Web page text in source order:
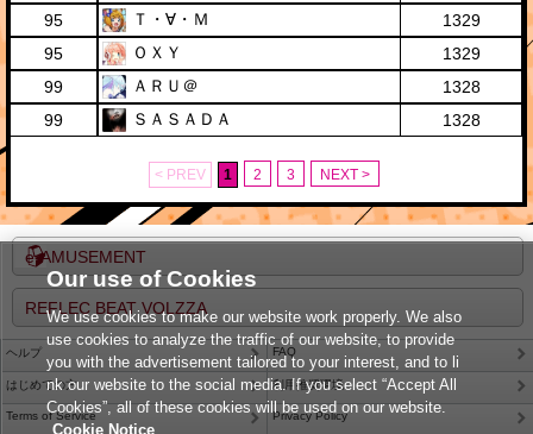
95
Ｔ・∀・Ｍ
1329
95
ＯＸＹ
1329
99
ＡＲＵ＠
1328
99
ＳＡＳＡＤＡ 1328
< PREV 1 2 3 NEXT >
e-AMUSEMENT
REFLEC BEAT VOLZZA
ヘルプ FAQ
はじめての方 利用推奨環境
Terms of Service Privacy Policy
Our use of Cookies
We use cookies to make our website work properly. We also
use cookies to analyze the traffic of our website, to provide
you with the advertisement tailored to your interest, and to li
nk our website to the social media. If you select “Accept All
Cookies”, all of these cookies will be used on our website.
Cookie Notice